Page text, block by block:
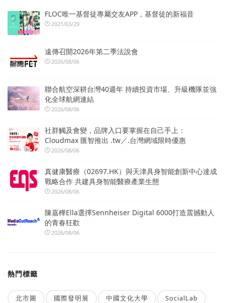
FLOC唯一基督徒專屬交友APP，基督徒的新福音
2021/03/29
遠傳召開2026年第二季法說會
2026/08/06
聯合航空深耕台灣40週年 持續投資市場、升級機隊並強
化全球航網連結
2026/08/06
社群觸及會變，品牌入口要掌握在自己手上：
Cloudmax 匯智推出 .tw／.台灣網域限時優惠
2026/08/06
真健康醫療（02697.HK）與天津具身智能創新中心達成
戰略合作 共建具身智能醫療產業生態
2026/08/06
陳嘉樺Ella選擇Sennheiser Digital 6000打造震撼動人
的青春狂歡
2026/08/06
熱門標籤
北市圖 國際發明展 中國文化大學 SocialLab